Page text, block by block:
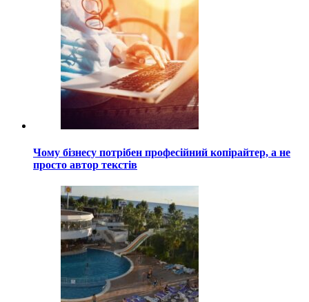
Чому бізнесу потрібен професійний копірайтер, а не
просто автор текстів